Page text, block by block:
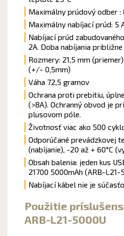
Maximálny prúdový odber :
Maximálny nabíjací prúd: 5
Nabíjací prúd zabudovaného
2A. Doba nabíjania
Rozmery: 21,5 mm
(+/- 0,5mm)
Váha 72,5 gramov
Ochrana proti prebitiu,
(>8A). Ochranný obvod je
plusovom póle.
Životnosť viac ako 500
Odporúčané prevádzkovej
(nabíjanie), -20 až + 60°C
Obsah balenia: jeden kus
21700 5000mAh (ARB-L21-
Nabíjací kábel nie je
Použitie
ARB-L21-5000U